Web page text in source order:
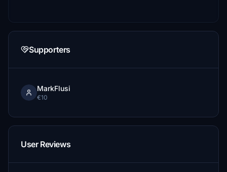
Supporters
MarkFlusi
€10
User Reviews